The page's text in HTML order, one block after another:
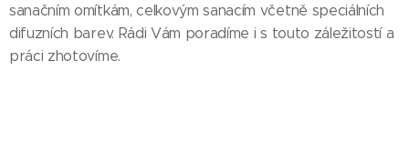
sanačním omítkám, celkovým sanacím včetně speciálních
difuzních barev. Rádi Vám poradíme i s touto záležitostí a
práci zhotovíme.